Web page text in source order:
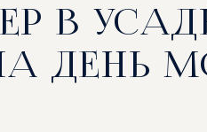
В
ДЕНЬ